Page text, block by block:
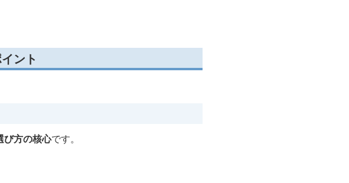
ント
び方の核心です。